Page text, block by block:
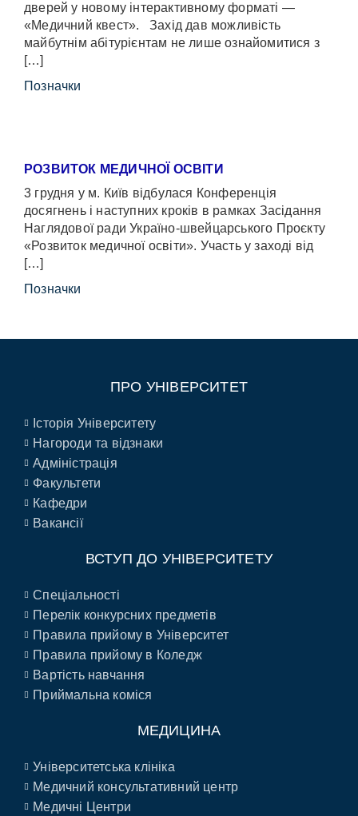
дверей у новому інтерактивному форматі —
«Медичний квест». Захід дав можливість
майбутнім абітурієнтам не лише ознайомитися з
[…]
Позначки
РОЗВИТОК МЕДИЧНОЇ ОСВІТИ
3 грудня у м. Київ відбулася Конференція
досягнень і наступних кроків в рамках Засідання
Наглядової ради Україно-швейцарського Проєкту
«Розвиток медичної освіти». Участь у заході від
[…]
Позначки
ПРО УНІВЕРСИТЕТ
Історія Університету
Нагороди та відзнаки
Адміністрація
Факультети
Кафедри
Вакансії
ВСТУП ДО УНІВЕРСИТЕТУ
Спеціальності
Перелік конкурсних предметів
Правила прийому в Університет
Правила прийому в Коледж
Вартість навчання
Приймальна коміся
МЕДИЦИНА
Університетська клініка
Медичний консультативний центр
Медичні Центри